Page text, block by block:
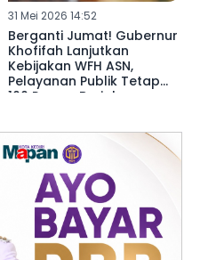
31 Mei 2026 14:52
Berganti Jumat! Gubernur
Khofifah Lanjutkan
Kebijakan WFH ASN,
Pelayanan Publik Tetap
100 Persen Berjalan